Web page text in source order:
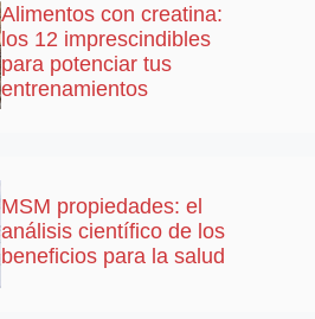
Alimentos con creatina:
los 12 imprescindibles
para potenciar tus
entrenamientos
MSM propiedades: el
análisis científico de los
beneficios para la salud